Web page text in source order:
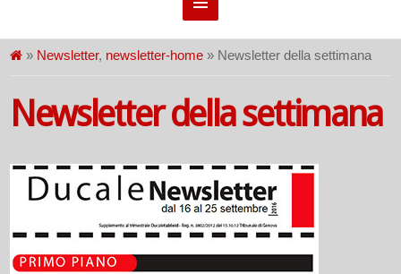
» Newsletter, newsletter-home » Newsletter della settimana
Newsletter della settimana